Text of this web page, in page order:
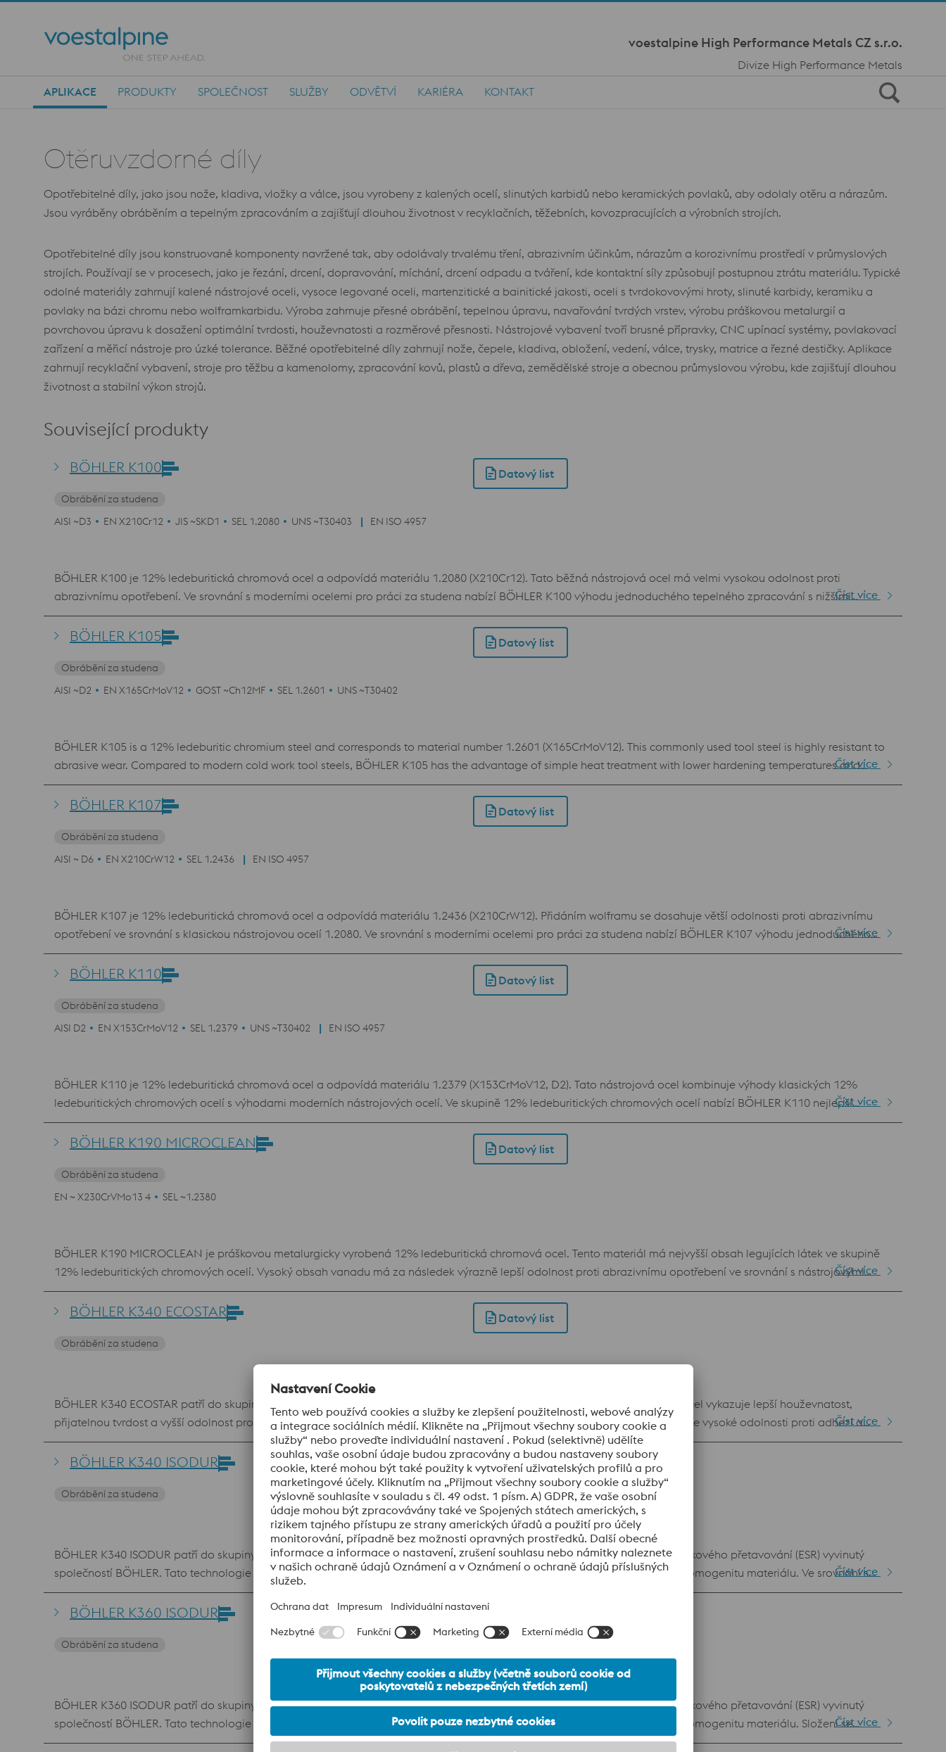
voestalpine High Performance Metals CZ s.r.o.
Divize High Performance Metals
APLIKACE PRODUKTY SPOLEČNOST SLUŽBY ODVĚTVÍ KARIÉRA KONTAKT
Otěruvzdorné díly
Opotřebitelné díly, jako jsou nože, kladiva, vložky a válce, jsou vyrobeny z kalených ocelí, slinutých karbidů nebo keramických povlaků, aby odolaly otěru a nárazům.
Jsou vyráběny obráběním a tepelným zpracováním a zajišťují dlouhou životnost v recyklačních, těžebních, kovozpracujících a výrobních strojích.
Opotřebitelné díly jsou konstruované komponenty navržené tak, aby odolávaly trvalému tření, abrazivním účinkům, nárazům a korozivnímu prostředí v průmyslových
strojích. Používají se v procesech, jako je řezání, drcení, dopravování, míchání, drcení odpadu a tváření, kde kontaktní síly způsobují postupnou ztrátu materiálu. Typické
odolné materiály zahrnují kalené nástrojové oceli, vysoce legované oceli, martenzitické a bainitické jakosti, oceli s tvrdokovovými hroty, slinuté karbidy, keramiku a
povlaky na bázi chromu nebo wolframkarbidu. Výroba zahrnuje přesné obrábění, tepelnou úpravu, navařování tvrdých vrstev, výrobu práškovou metalurgií a
povrchovou úpravu k dosažení optimální tvrdosti, houževnatosti a rozměrové přesnosti. Nástrojové vybavení tvoří brusné přípravky, CNC upínací systémy, povlakovací
zařízení a měřicí nástroje pro úzké tolerance. Běžné opotřebitelné díly zahrnují nože, čepele, kladiva, obložení, vedení, válce, trysky, matrice a řezné destičky. Aplikace
zahrnují recyklační vybavení, stroje pro těžbu a kamenolomy, zpracování kovů, plastů a dřeva, zemědělské stroje a obecnou průmyslovou výrobu, kde zajišťují dlouhou
životnost a stabilní výkon strojů.
Související produkty
BÖHLER K100 Datový list
Obrábění za studena
AISI ~D3
EN X210Cr12 JIS ~SKD1 SEL 1.2080 UNS ~T30403 EN ISO 4957
BÖHLER K100 je 12% ledeburitická chromová ocel a odpovídá materiálu 1.2080 (X210Cr12). Tato běžná nástrojová ocel má velmi vysokou odolnost proti
abrazivnímu opotřebení. Ve srovnání s moderními ocelemi pro práci za studena nabízí BÖHLER K100 výhodu jednoduchého tepelného zpracování s nižšími
teplotami kalení a snadným popouštěním. Vzhledem k nízkým popouštěcím teplotám je použití moderních povlaků jen v omezené míře.
Číst více
BÖHLER K105 Datový list
Obrábění za studena
AISI ~D2
EN X165CrMoV12 GOST ~Ch12MF SEL 1.2601 UNS ~T30402
BÖHLER K105 is a 12% ledeburitic chromium steel and corresponds to material number 1.2601 (X165CrMoV12). This commonly used tool steel is highly resistant to
abrasive wear. Compared to modern cold work tool steels, BÖHLER K105 has the advantage of simple heat treatment with lower hardening temperatures and
single tempering. The improved tempering resistance of BÖHLER K105 compared to the conventional tool steel 1.2080 also enables nitriding treatment of tools.
Číst více
BÖHLER K107 Datový list
Obrábění za studena
AISI ~ D6
EN X210CrW12 SEL 1.2436 EN ISO 4957
BÖHLER K107 je 12% ledeburitická chromová ocel a odpovídá materiálu 1.2436 (X210CrW12). Přidáním wolframu se dosahuje větší odolnosti proti abrazivnímu
opotřebení ve srovnání s klasickou nástrojovou ocelí 1.2080. Ve srovnání s moderními ocelemi pro práci za studena nabízí BÖHLER K107 výhodu jednoduchého
tepelného zpracování s nižšími teplotami kalení a snadným popouštěním. Vzhledem k nízkým popouštěcím teplotám je použití moderních povlaků jen v omezené
míře.
Číst více
BÖHLER K110 Datový list
Obrábění za studena
AISI D2
EN X153CrMoV12 SEL 1.2379 UNS ~T30402 EN ISO 4957
BÖHLER K110 je 12% ledeburitická chromová ocel a odpovídá materiálu 1.2379 (X153CrMoV12, D2). Tato nástrojová ocel kombinuje výhody klasických 12%
ledeburitických chromových ocelí s výhodami moderních nástrojových ocelí. Ve skupině 12% ledeburitických chromových ocelí nabízí BÖHLER K110 nejlepší
kombinaci odolnosti proti opotřebení, pevnosti v tlaku a houževnatosti, a proto se používá téměř ve všech aplikacích pro práci za studena. Díky výhodnému
popouštěcímu chování s výrazným maximem sekundární tvrdosti je možné i použití moderních povlaků. BÖHLER K110 je proto vhodný i pro složité nástroje, které
Číst více
BÖHLER K190 MICROCLEAN Datový list
Obrábění za studena
EN ~ X230CrVMo13 4
SEL ~1.2380
BÖHLER K190 MICROCLEAN je práškovou metalurgicky vyrobená 12% ledeburitická chromová ocel. Tento materiál má nejvyšší obsah legujících látek ve skupině
12% ledeburitických chromových ocelí. Vysoký obsah vanadu má za následek výrazně lepší odolnost proti abrazivnímu opotřebení ve srovnání s nástrojovými
ocelemi 1.2080, 1.2601, 1.2436 a 1.2379. Výrobní proces práškové metalurgie přitom vytváří homogenní mikrostrukturu s jemně rozptýlenými primárními karbidy,
což mimo jiné vede k dobré houževnatosti materiálu. BÖHLER K190 MICROCLEAN se používá tam, kde nástrojové oceli, jako je 1.2379, již nejsou dostatečné z
Číst více
BÖHLER K340 ECOSTAR Datový list
Obrábění za studena
BÖHLER K340 ECOSTAR patří do skupiny konvenčně vyráběných 8% chromových ocelí. Tato konvenčně tavená nástrojová ocel vykazuje lepší houževnatost,
přijatelnou tvrdost a vyšší odolnost proti adheznímu opotřebení ve srovnání s konvenčními ocelemi s 12% chromu. Kombinace vysoké odolnosti proti adhezi a
houževnatosti nabízí výhody mimo jiné pro vysoce namáhané průmyslové nože, ale tato vlastnost se uplatňuje i v oblasti děrovacích a řezných nástrojů.
Číst více
BÖHLER K340 ISODUR Datový list
Obrábění za studena
BÖHLER K340 ISODUR patří do skupiny 8% chromových ocelí. Při výrobě této nástrojové oceli se používá proces elektrostruskového přetavování (ESR) vyvinutý
společností BÖHLER. Tato technologie přetavování zaručuje minimální mikro- a makrosegregaci a také vynikající čistotu a homogenitu materiálu. Ve srovnání s
konvenčními ocelemi s 12% chromu nabízí BÖHLER K340 ISODUR výrazně lepší houževnatost, přijatelnou tvrdost a vyšší odolnost proti adhezi. Proto se tento
materiál používá téměř ve všech aplikacích pro práci za studena, kde nástrojové oceli jako 1.2379 již nestačí z hlediska odolnosti proti adheznímu opotřebení a
houževnatosti. K340 ISODUR také nabízí výhody v oblasti obrobitelnosti a snižuje riziko vzniku trhlin způsobených pnutím při použití EDM obrábění.
Číst více
BÖHLER K360 ISODUR
Obrábění za studena
BÖHLER K360 ISODUR patří do skupiny 8% chromových ocelí. Při výrobě této nástrojové oceli se používá proces elektrostruskového přetavování (ESR) vyvinutý
společností BÖHLER. Tato technologie přetavování zaručuje minimální mikro- a makrosegregaci a také vynikající čistotu a homogenitu materiálu. Složení se
vyznačuje vyšším obsahem molybdenu a vanadu, díky čemuž je BÖHLER K360 ISODUR ještě odolnější proti opotřebení než BÖHLER K340 ISODUR. Oproti
Číst více